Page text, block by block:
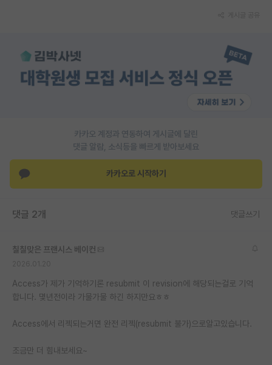
유학교육
이벤트
카카오 계정과 연동하여 게시글에 달린
댓글 알람, 소식등을 빠르게 받아보세요
카카오로 시작하기
댓글 2개 댓글쓰기
칠칠맞은 프랜시스 베이컨
Access가 제가 기억하기론 resubmit 이 revision에 해당되는걸로 기억
합니다. 몇년전이라 가물가물 하긴 하지만요ㅎㅎ
Access에서 리젝되는거면 완전 리젝(resubmit 불가)으로알고있습니다.
조금만 더 힘내보세요~